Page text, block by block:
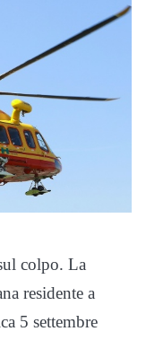
colpo. La
residente a
5 settembre